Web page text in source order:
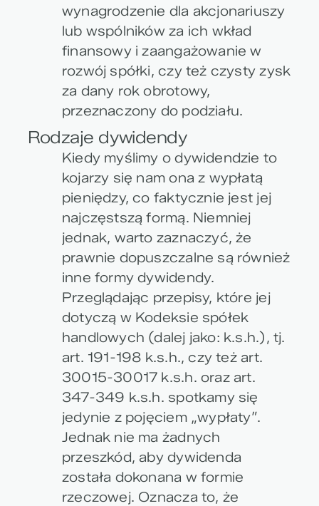
wynagrodzenie dla akcjonariuszy
lub wspólników za ich wkład
finansowy i zaangażowanie w
rozwój spółki, czy też czysty zysk
za dany rok obrotowy,
przeznaczony do podziału.
Rodzaje dywidendy
Kiedy myślimy o dywidendzie to
kojarzy się nam ona z wypłatą
pieniędzy, co faktycznie jest jej
najczęstszą formą. Niemniej
jednak, warto zaznaczyć, że
prawnie dopuszczalne są również
inne formy dywidendy.
Przeglądając przepisy, które jej
dotyczą w Kodeksie spółek
handlowych (dalej jako: k.s.h.), tj.
art. 191-198 k.s.h., czy też art.
30015-30017 k.s.h. oraz art.
347-349 k.s.h. spotkamy się
jedynie z pojęciem „wypłaty”.
Jednak nie ma żadnych
przeszkód, aby dywidenda
została dokonana w formie
rzeczowej. Oznacza to, że